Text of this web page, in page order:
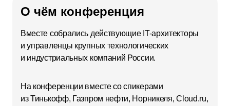
О чём конференция
Вместе собрались действующие IT-архитекторы
и управленцы крупных технологических
и индустриальных компаний России.
На конференции вместе со спикерами
из Тинькофф, Газпром нефти, Норникеля, Cloud.ru,